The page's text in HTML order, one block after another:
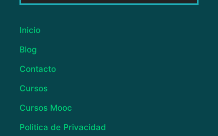
Inicio
Blog
Contacto
Cursos
Cursos Mooc
Politica de Privacidad